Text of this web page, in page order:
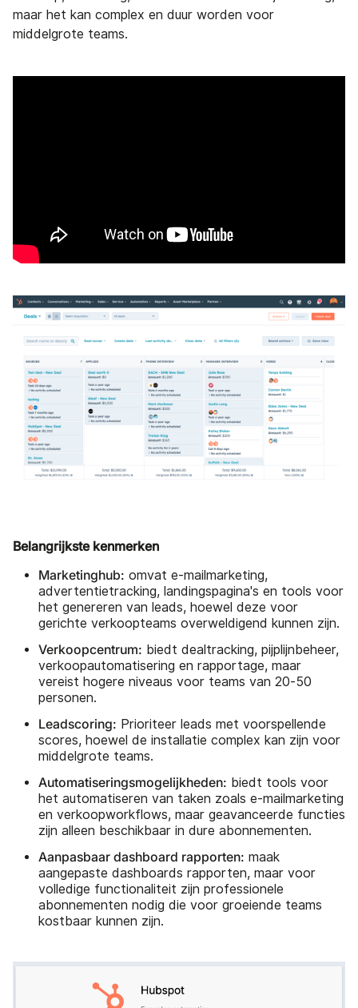
maar het kan complex en duur worden voor
middelgrote teams.
Belangrijkste kenmerken
Marketinghub: omvat e-mailmarketing,
advertentietracking, landingspagina's en tools voor
het genereren van leads, hoewel deze voor
gerichte verkoopteams overweldigend kunnen zijn.
Verkoopcentrum: biedt dealtracking, pijplijnbeheer,
verkoopautomatisering en rapportage, maar
vereist hogere niveaus voor teams van 20-50
personen.
Leadscoring: Prioriteer leads met voorspellende
scores, hoewel de installatie complex kan zijn voor
middelgrote teams.
Automatiseringsmogelijkheden: biedt tools voor
het automatiseren van taken zoals e-mailmarketing
en verkoopworkflows, maar geavanceerde functies
zijn alleen beschikbaar in dure abonnementen.
Aanpasbaar dashboard rapporten: maak
aangepaste dashboards rapporten, maar voor
volledige functionaliteit zijn professionele
abonnementen nodig die voor groeiende teams
kostbaar kunnen zijn.